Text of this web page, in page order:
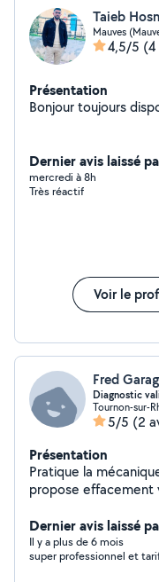
Taieb
Mauves
4,5/5 (4
Présentation
Bonjour toujours
Dernier avis laissé
mercredi à 8h
Très réactif
Voir le
Fred
Diagnostic
Tournon-sur-
5/5 (2
Présentation
Pratique la
propose effacement
code erreur Régénération de
erreur Reinitialisation Airbag Raz
Désactiver start&
Dernier avis laissé
Il y a plus de 6 mois
super professionnel et